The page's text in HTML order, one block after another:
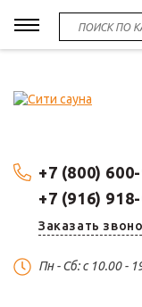
+7 (800)
+7 (916)
Заказать
Пн - Сб: c 10.00 -